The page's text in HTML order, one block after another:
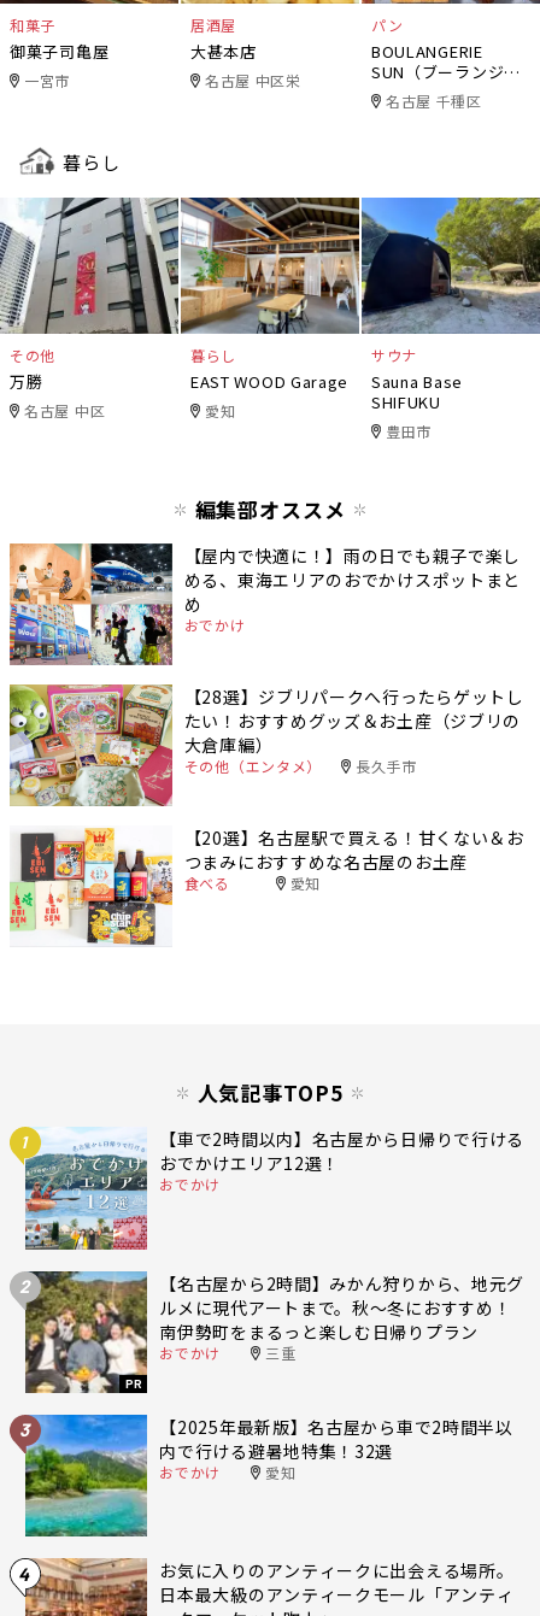
和菓子
御菓子司亀屋
一宮市
居酒屋
大甚本店
名古屋 中区栄
パン
BOULANGERIE
SUN（ブーランジェ
リー・サン）
名古屋 千種区
暮らし
その他
万勝
名古屋 中区
暮らし
EAST WOOD Garage
愛知
サウナ
Sauna Base
SHIFUKU
豊田市
編集部オススメ
【屋内で快適に！】雨の日でも親子で楽し
める、東海エリアのおでかけスポットまと
め
おでかけ
【28選】ジブリパークへ行ったらゲットし
たい！おすすめグッズ＆お土産（ジブリの
大倉庫編）
その他（エンタメ） 長久手市
【20選】名古屋駅で買える！甘くない＆お
つまみにおすすめな名古屋のお土産
食べる 愛知
人気記事TOP5
1
【車で2時間以内】名古屋から日帰りで行ける
おでかけエリア12選！
おでかけ
2
PR
【名古屋から2時間】みかん狩りから、地元グ
ルメに現代アートまで。秋〜冬におすすめ！
南伊勢町をまるっと楽しむ日帰りプラン
おでかけ 三重
3
【2025年最新版】名古屋から車で2時間半以
内で行ける避暑地特集！32選
おでかけ 愛知
4
お気に入りのアンティークに出会える場所。
日本最大級のアンティークモール「アンティ